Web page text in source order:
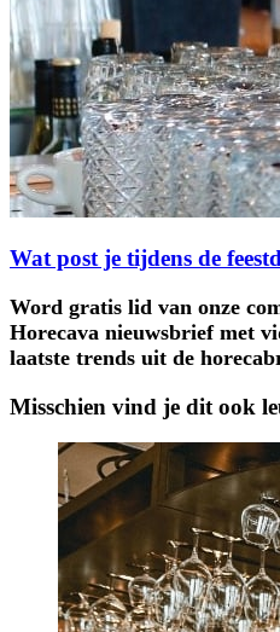
Wat post je tijdens de
Word gratis lid van onze
Horecava nieuwsbrief met
laatste trends uit de
Misschien vind je dit ook